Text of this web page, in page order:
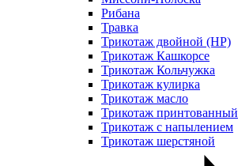
Рибана
Травка
Трикотаж двойной (НР)
Трикотаж Кашкорсе
Трикотаж Кольчужка
Трикотаж кулирка
Трикотаж масло
Трикотаж принтованный
Трикотаж с напылением
Трикотаж шерстяной